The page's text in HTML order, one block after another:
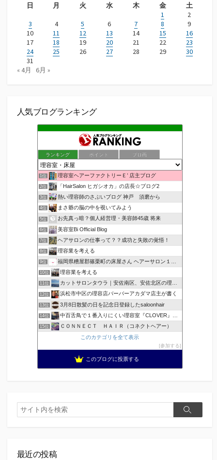
日
月 火 水 木 金
土
1
2
3
4 5 6 7 8
9
10
11 12 13 14 15
16
17
18 19 20 21 22
23
24
25 26 27 28 29
30
31
« 4月
6月 »
人気ブログランキング
ランキング ポイント ブロ画
1位 理容室ヘアーファクトリーＥ’ 店主ブログ
2位 「HairSalon ヒガシオカ」の店長☆ブログ2
3位 熱い理容師のさぶいブログ 神戸 須磨から
4位 まさ爺の脳の中を覗いてみよう
5位 お先真っ暗？個人経営理・美容師45歳 将来
6位 美容室Bi Official Blog
7位 ヘアサロンの仕事って？？成功と失敗の覚悟！
8位 理容業を考える
9位 福岡県糟屋郡篠栗町の床屋さん ヘアーサロン１２３公式ブログ
10位 理容業を考える
11位 カットサロンタウラ｜安佐南区、安佐北区の理美容院
12位 浜松市中区の理容店バーバーアカダマ店主が書く
13位 3月8日散髪の日を記念日登録したsaloonhair
14位 中百舌鳥で１番入りにくい理容室『CLOVER』のブログ！ …
15位
ＣＯＮＮＥＣＴ ＨＡＩＲ（コネクトヘアー）
このカテゴリを全て表示
参加する
このブログに投票する
検
索
検
最近の投稿